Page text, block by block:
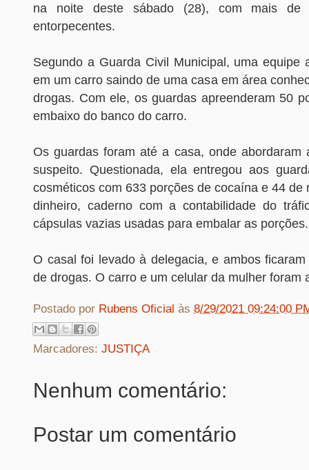
na noite deste sábado (28), com mais de
entorpecentes.
Segundo a Guarda Civil Municipal, uma equipe
em um carro saindo de uma casa em área
drogas. Com ele, os guardas apreenderam 50
embaixo do banco do carro.
Os guardas foram até a casa, onde abordaram
suspeito. Questionada, ela entregou aos
cosméticos com 633 porções de cocaína e 44 de
dinheiro, caderno com a contabilidade do
cápsulas vazias usadas para embalar as porções.
O casal foi levado à delegacia, e ambos
de drogas. O carro e um celular da mulher foram
Postado por Rubens Oficial às 8/29/2021 09:24:00
Marcadores: JUSTIÇA
Nenhum comentário:
Postar um comentário